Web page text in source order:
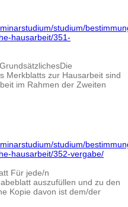
studium/
hausarbeit/351-
Merkblatts zur Hausarbeit sind
im Rahmen der Zweiten
studium/
hausarbeit/352-vergabe/
Für jede/n
auszufüllen und zu den
Kopie davon ist dem/der